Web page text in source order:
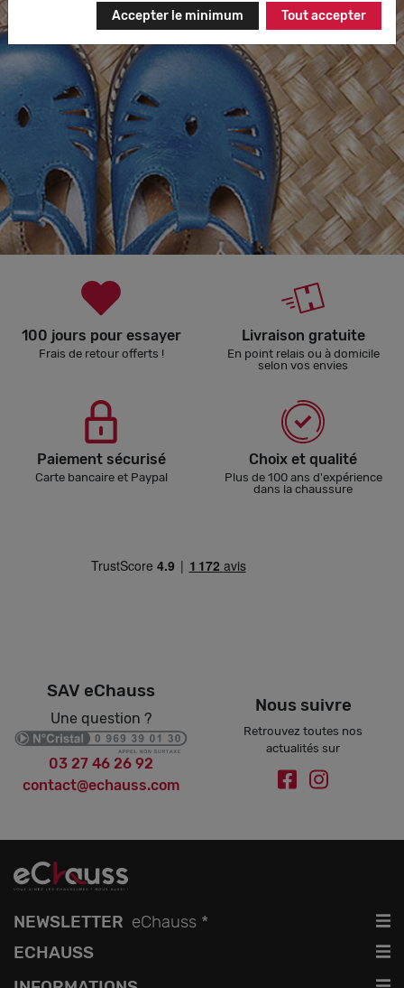
100 jours pour essayer
Frais de retour offerts !
Livraison gratuite
En point relais ou à domicile
selon vos envies
Paiement sécurisé
Carte bancaire et Paypal
Choix et qualité
Plus de 100 ans d'expérience
dans la chaussure
SAV eChauss
Une question ?
03 27 46 26 92
contact@echauss.com
Nous suivre
Retrouvez toutes nos
actualités sur
NEWSLETTER eChauss *
OK
ECHAUSS
À propos
Accepter le minimum Tout accepter